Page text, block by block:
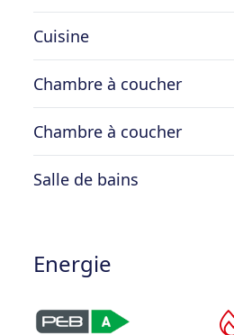
Cuisine
Chambre à coucher
Chambre à coucher
Salle de bains
Energie